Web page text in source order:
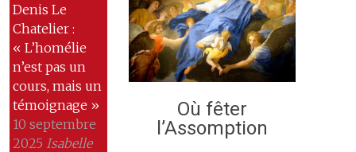
Denis Le
Chatelier :
« L’homélie
n’est pas un
cours, mais un
témoignage »
10 septembre
2025 Isabelle
Où fêter
l’Assomption